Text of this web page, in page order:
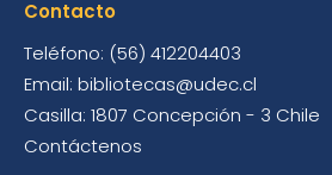
Contacto
Teléfono: (56) 412204403
Email: bibliotecas@udec.cl
Casilla: 1807 Concepción - 3 Chile
Contáctenos